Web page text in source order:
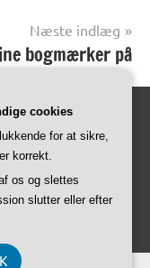
Næste indlæg
bogmærker på
cookies
for at sikre,
korrekt.
os og slettes
slutter eller efter